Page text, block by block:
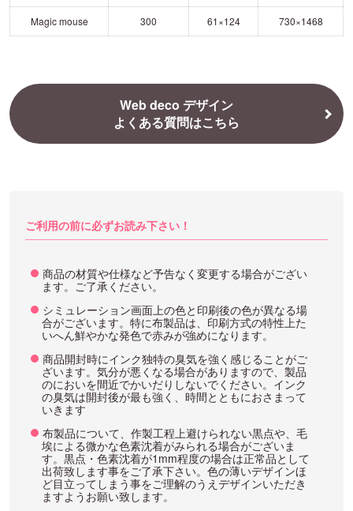
Magic mouse 300 61×124 730×1468
Web deco デザイン
よくある質問はこちら
ご利用の前に必ずお読み下さい！
商品の材質や仕様など予告なく変更する場合がござい
ます。ご了承ください。
シミュレーション画面上の色と印刷後の色が異なる場
合がございます。特に布製品は、印刷方式の特性上た
いへん鮮やかな発色で赤みが強めになります。
商品開封時にインク独特の臭気を強く感じることがご
ざいます。気分が悪くなる場合がありますので、製品
のにおいを間近でかいだりしないでください。インク
の臭気は開封後が最も強く、時間とともにおさまって
いきます
布製品について、作製工程上避けられない黒点や、毛
埃による微かな色素沈着がみられる場合がございま
す。黒点・色素沈着が1mm程度の場合は正常品として
出荷致します事をご了承下さい。色の薄いデザインほ
ど目立ってしまう事をご理解のうえデザインいただき
ますようお願い致します。